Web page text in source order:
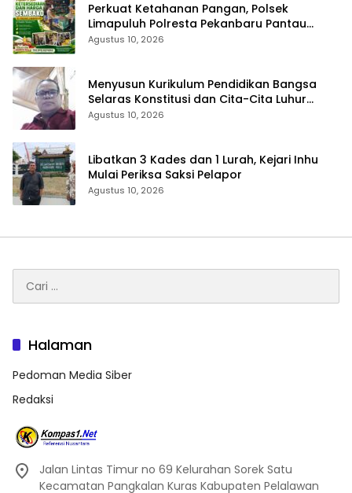
Perkuat Ketahanan Pangan, Polsek
Limapuluh Polresta Pekanbaru Pantau
Harga Sembako di Pasar
Agustus 10, 2026
Menyusun Kurikulum Pendidikan Bangsa
Selaras Konstitusi dan Cita-Cita Luhur
Bangsa
Agustus 10, 2026
Libatkan 3 Kades dan 1 Lurah, Kejari Inhu
Mulai Periksa Saksi Pelapor
Agustus 10, 2026
untuk:
Halaman
Pedoman Media Siber
Redaksi
Jalan Lintas Timur no 69 Kelurahan Sorek Satu
Kecamatan Pangkalan Kuras Kabupaten Pelalawan